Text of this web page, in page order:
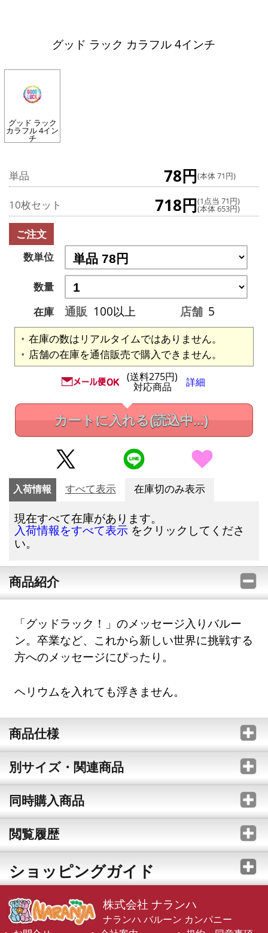
グッド ラック カラフル 4インチ
グッド ラック
カラフル 4イン
チ
単品 78円(本体 71円)
10枚セット 718円(1点当 71円)
(本体 653円)
ご注文
数単位
数量
在庫
通販 100以上 店舗 5
在庫の数はリアルタイムではありません。
店舗の在庫を通信販売で購入できません。
(送料275円)
対応商品 詳細
カートに入れる(読込中...)
入荷情報 すべて表示 在庫切のみ表示
現在すべて在庫があります。
入荷情報をすべて表示 をクリックしてくださ
い。
商品紹介
「グッドラック！」のメッセージ入りバルー
ン。卒業など、これから新しい世界に挑戦する
方へのメッセージにぴったり。
ヘリウムを入れても浮きません。
商品仕様
別サイズ・関連商品
同時購入商品
閲覧履歴
ショッピングガイド
株式会社 ナランハ
ナランハ バルーン カンパニー